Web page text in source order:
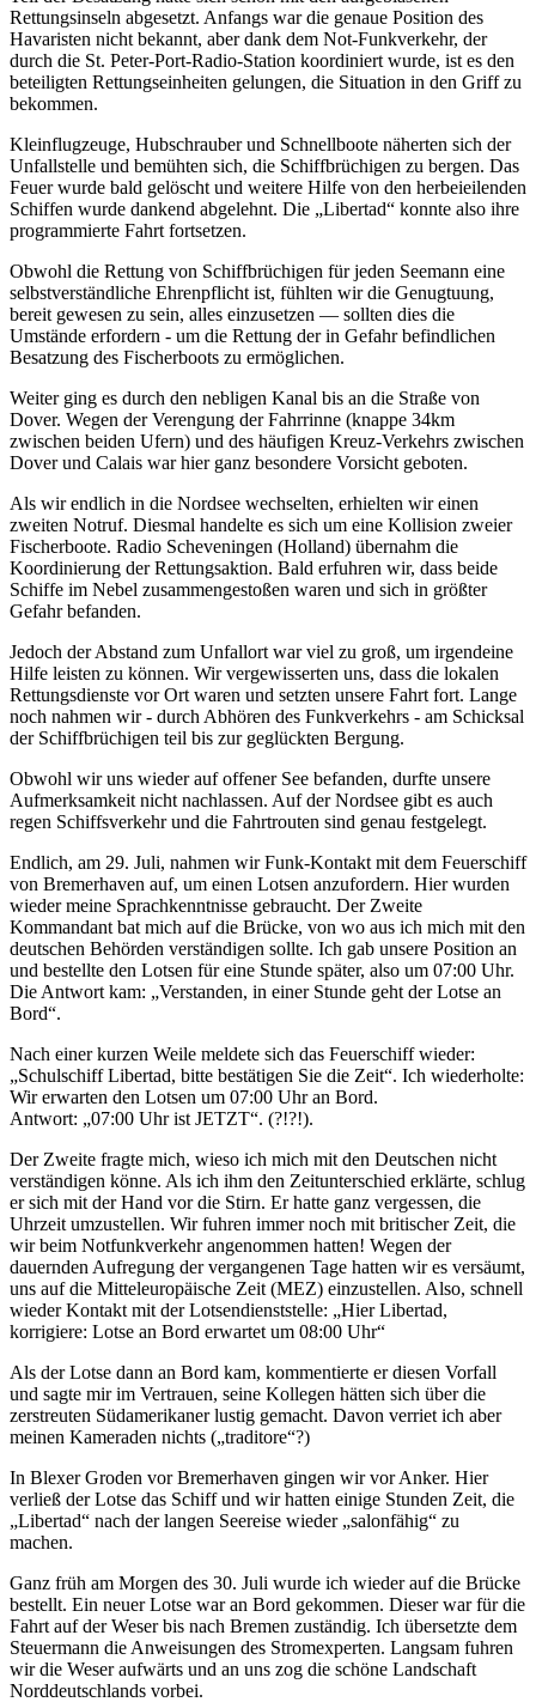
Rettungsinseln abgesetzt. Anfangs war die genaue Position des
Havaristen nicht bekannt, aber dank dem Not-Funkverkehr, der
durch die St. Peter-Port-Radio-Station koordiniert wurde, ist es den
beteiligten Rettungseinheiten gelungen, die Situation in den Griff zu
bekommen.
Kleinflugzeuge, Hubschrauber und Schnellboote näherten sich der
Unfallstelle und bemühten sich, die Schiffbrüchigen zu bergen. Das
Feuer wurde bald gelöscht und weitere Hilfe von den herbeieilenden
Schiffen wurde dankend abgelehnt. Die
Libertad
konnte also ihre
programmierte Fahrt fortsetzen.
Obwohl die Rettung von Schiffbrüchigen für jeden Seemann eine
selbstverständliche Ehrenpflicht ist, fühlten wir die Genugtuung,
bereit gewesen zu sein, alles einzusetzen — sollten dies die
Umstände erfordern - um die Rettung der in Gefahr befindlichen
Besatzung des Fischerboots zu ermöglichen.
Weiter ging es durch den nebligen Kanal bis an die Straße von
Dover. Wegen der Verengung der Fahrrinne (knappe 34km
zwischen beiden Ufern) und des häufigen Kreuz-Verkehrs zwischen
Dover und Calais war hier ganz besondere Vorsicht geboten.
Als wir endlich in die Nordsee wechselten, erhielten wir einen
zweiten Notruf. Diesmal handelte es sich um eine Kollision zweier
Fischerboote. Radio Scheveningen (Holland) übernahm die
Koordinierung der Rettungsaktion. Bald erfuhren wir, dass beide
Schiffe im Nebel zusammengestoßen waren und sich in größter
Gefahr befanden.
Jedoch der Abstand zum Unfallort war viel zu groß, um irgendeine
Hilfe leisten zu können. Wir vergewisserten uns, dass die lokalen
Rettungsdienste vor Ort waren und setzten unsere Fahrt fort. Lange
noch nahmen wir - durch Abhören des Funkverkehrs - am Schicksal
der Schiffbrüchigen teil bis zur geglückten Bergung.
Obwohl wir uns wieder auf offener See befanden, durfte unsere
Aufmerksamkeit nicht nachlassen. Auf der Nordsee gibt es auch
regen Schiffsverkehr und die Fahrtrouten sind genau festgelegt.
Endlich, am 29. Juli, nahmen wir Funk-Kontakt mit dem Feuerschiff
von Bremerhaven auf, um einen Lotsen anzufordern. Hier wurden
wieder meine Sprachkenntnisse gebraucht. Der Zweite
Kommandant bat mich auf die Brücke, von wo aus ich mich mit den
deutschen Behörden verständigen sollte. Ich gab unsere Position an
und bestellte den Lotsen für eine Stunde später, also um 07:00 Uhr.
Die Antwort kam:
Verstanden, in einer Stunde geht der Lotse an
Bord .
Nach einer kurzen Weile meldete sich das Feuerschiff wieder:
Schulschiff Libertad, bitte bestätigen Sie die Zeit . Ich wiederholte:
Wir erwarten den Lotsen um 07:00 Uhr an Bord.
Antwort:
07:00 Uhr ist JETZT . (?!?!).
Der Zweite fragte mich, wieso ich mich mit den Deutschen nicht
verständigen könne. Als ich ihm den Zeitunterschied erklärte, schlug
er sich mit der Hand vor die Stirn. Er hatte ganz vergessen, die
Uhrzeit umzustellen. Wir fuhren immer noch mit britischer Zeit, die
wir beim Notfunkverkehr angenommen hatten! Wegen der
dauernden Aufregung der vergangenen Tage hatten wir es versäumt,
uns auf die Mitteleuropäische Zeit (MEZ) einzustellen. Also, schnell
wieder Kontakt mit der Lotsendienststelle:
Hier Libertad,
korrigiere: Lotse an Bord erwartet um 08:00 Uhr
Als der Lotse dann an Bord kam, kommentierte er diesen Vorfall
und sagte mir im Vertrauen, seine Kollegen hätten sich über die
zerstreuten Südamerikaner lustig gemacht. Davon verriet ich aber
meinen Kameraden nichts ( traditore ?)
In Blexer Groden vor Bremerhaven gingen wir vor Anker. Hier
verließ der Lotse das Schiff und wir hatten einige Stunden Zeit, die
Libertad
nach der langen Seereise wieder salonfähig
zu
machen.
Ganz früh am Morgen des 30. Juli wurde ich wieder auf die Brücke
bestellt. Ein neuer Lotse war an Bord gekommen. Dieser war für die
Fahrt auf der Weser bis nach Bremen zuständig. Ich übersetzte dem
Steuermann die Anweisungen des Stromexperten. Langsam fuhren
wir die Weser aufwärts und an uns zog die schöne Landschaft
Norddeutschlands vorbei.